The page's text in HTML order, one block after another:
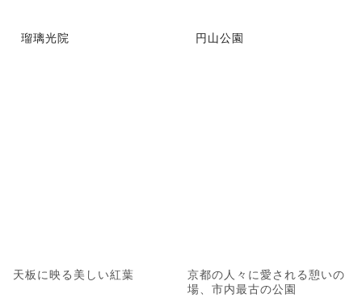
瑠璃光院
天板に映る美しい紅葉
円山公園
京都の人々に愛される憩いの
場、市内最古の公園